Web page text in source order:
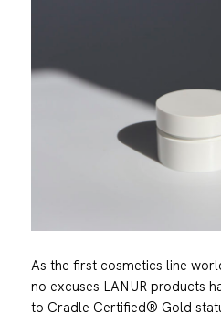
As the first cosmetics line
no excuses LANUR products
to Cradle Certified® Gold